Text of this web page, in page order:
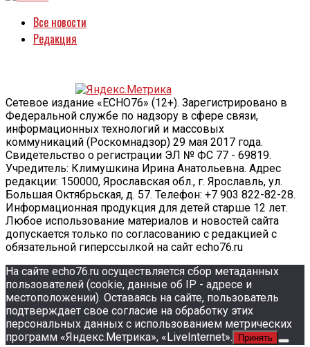
Все новости
Редакция
Сетевое издание «ECHO76» (12+). Зарегистрировано в
Федеральной службе по надзору в сфере связи,
информационных технологий и массовых
коммуникаций (Роскомнадзор) 29 мая 2017 года.
Свидетельство о регистрации ЭЛ № ФС 77 - 69819.
Учредитель: Климушкина Ирина Анатольевна. Адрес
редакции: 150000, Ярославская обл., г. Ярославль, ул.
Большая Октябрьская, д. 57. Телефон: +7 903 822-82-28.
Информационная продукция для детей старше 12 лет.
Любое использование материалов и новостей сайта
допускается только по согласованию с редакцией с
обязательной гиперссылкой на сайт echo76.ru
На сайте echo76.ru осуществляется сбор метаданных
пользователей (cookie, данные об IP - адресе и
местоположении). Оставаясь на сайте, пользователь
подтверждает свое согласие на обработку этих
персональных данных c использованием метрических
программ «Яндекс.Метрика», «LiveInternet».
Принять